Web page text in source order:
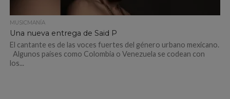
MUSICMANÍA
Una nueva entrega de Said P
El cantante es de las voces fuertes del género urbano mexicano.
Algunos países como Colombia o Venezuela se codean con
los...